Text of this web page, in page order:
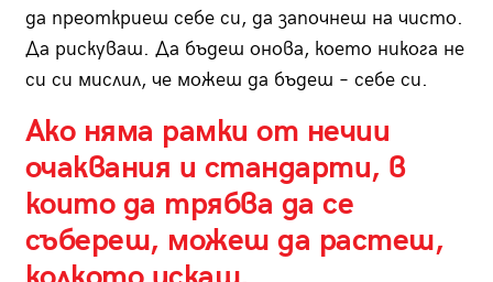
да преоткриеш себе си, да започнеш на чисто.
Да рискуваш. Да бъдеш онова, което никога не
си си мислил, че можеш да бъдеш – себе си.
Ако няма рамки от нечии
очаквания и стандарти, в
които да трябва да се
събереш, можеш да растеш,